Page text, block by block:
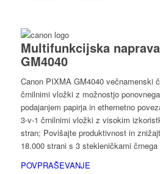
Multifunkcijska
GM4040
Canon PIXMA GM4040 večnamenski
črnilnimi vložki z možnostjo
podajanjem papirja in ethernetno
3-v-1 črnilnimi vložki z visokim
stran; Povišajte produktivnost in
18.000 strani s 3 stekleničkami črnega
POVPRAŠEVANJE